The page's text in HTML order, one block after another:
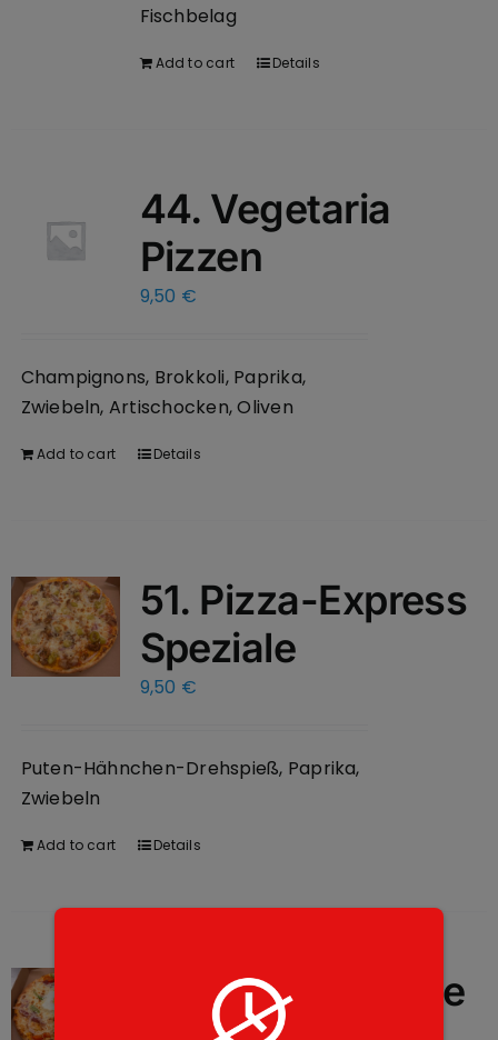
Fischbelag
Add to cart Details
44. Vegetaria
Pizzen
9,50 €
Champignons, Brokkoli, Paprika,
Zwiebeln, Artischocken, Oliven
Add to cart Details
51. Pizza-Express
Speziale
9,50 €
Puten-Hähnchen-Drehspieß, Paprika,
Zwiebeln
Add to cart Details
23. Internationale